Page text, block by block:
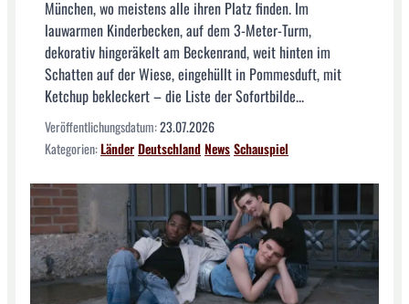
München, wo meistens alle ihren Platz finden. Im
lauwarmen Kinderbecken, auf dem 3-Meter-Turm,
dekorativ hingeräkelt am Beckenrand, weit hinten im
Schatten auf der Wiese, eingehüllt in Pommesduft, mit
Ketchup bekleckert – die Liste der Sofortbilde...
Veröffentlichungsdatum:23.07.2026
Kategorien:LänderDeutschlandNewsSchauspiel